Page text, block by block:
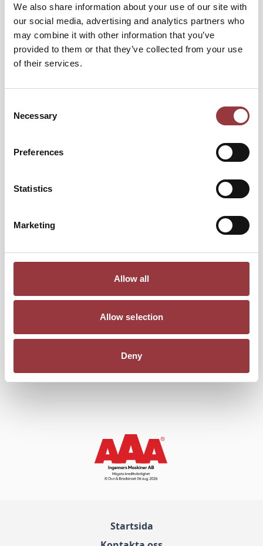
We also share information about your use of our site with
our social media, advertising and analytics partners who
may combine it with other information that you’ve
provided to them or that they’ve collected from your use
of their services.
Selection
Necessary
Preferences
Statistics
Marketing
Allow all
Allow selection
Deny
- Tillverkade enligt nordisk standard- Axelstål i
maskinstål (SS 1650, EN 10 025, E 335)- Fasade
svetsfogar för bästa inträngning i materialet-
hål för bästa passform&
7 990,00 kr
Mer information
3006B27
Startsida